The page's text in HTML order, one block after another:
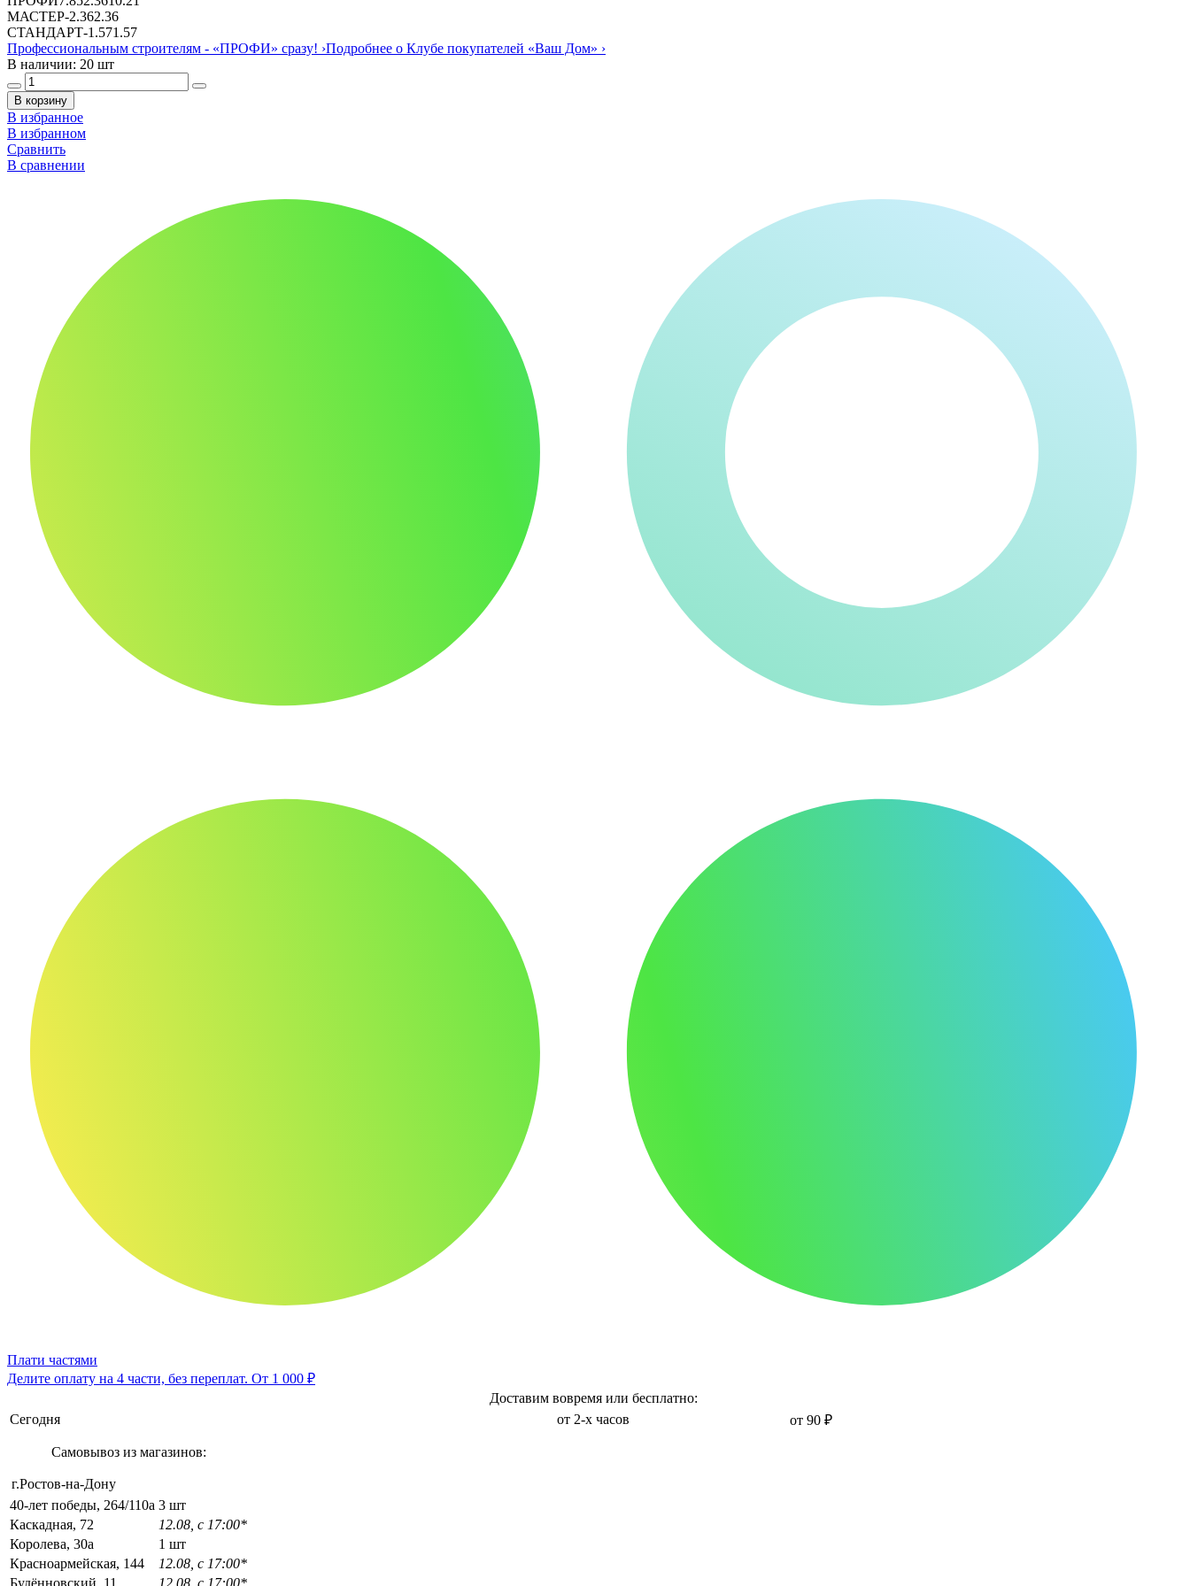
МАСТЕР-2.362.36
СТАНДАРТ-1.571.57
Профессиональным строителям - «ПРОФИ» сразу! ›Подробнее о Клубе покупателей «Ваш Дом» ›
В наличии: 20 шт
В корзину
В избранное
В избранном
Сравнить
В сравнении
Плати частями
Делите оплату на 4 части, без переплат. От 1 000 ₽
Доставим вовремя или бесплатно:
Сегодня
от 2-х часов от 90 ₽
Самовывоз из магазинов:
г.Ростов-на-Дону
40-лет победы, 264/110а 3 шт
Каскадная, 72
12.08, с 17:00*
Королева, 30а
1 шт
Красноармейская, 144
12.08, с 17:00*
Будённовский, 11
12.08, с 17:00*